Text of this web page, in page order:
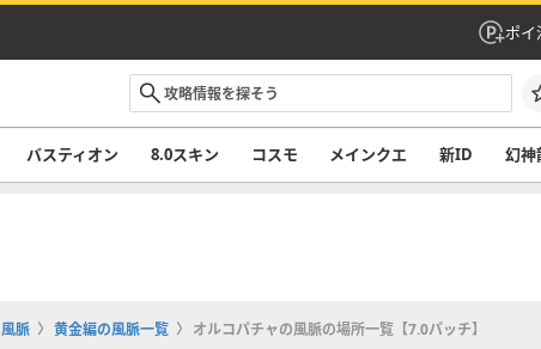
ポイ
バスティオン 8.0スキン コスモ メインクエ 新ID 幻神
風脈 黄金編の風脈一覧 オルコパチャの風脈の場所一覧【7.0パッチ】